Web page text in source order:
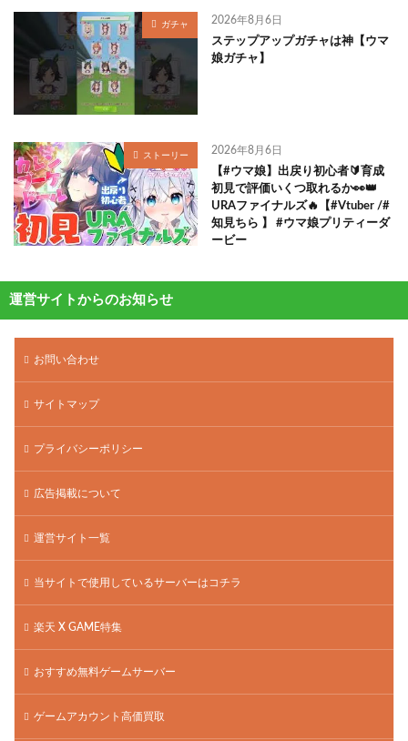
ガチャ 2026年8月6日
ステップアップガチャは神【ウマ
娘ガチャ】
ストーリー 2026年8月6日
【#ウマ娘】出戻り初心者🔰育成
初見で評価いくつ取れるか👀👑
URAファイナルズ🔥【#Vtuber /#
知見ちら 】 #ウマ娘プリティーダ
ービー
運営サイトからのお知らせ
お問い合わせ
サイトマップ
プライバシーポリシー
広告掲載について
運営サイト一覧
当サイトで使用しているサーバーはコチラ
楽天 X GAME特集
おすすめ無料ゲームサーバー
ゲームアカウント高価買取